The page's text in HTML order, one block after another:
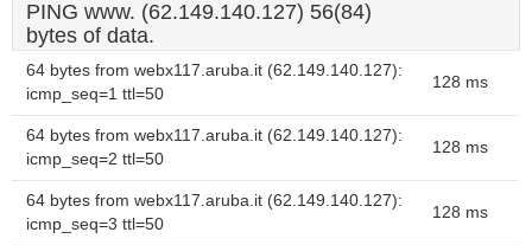
PING www. (62.149.140.127) 56(84)
bytes of data.
64 bytes from webx117.aruba.it (62.149.140.127):
icmp_seq=1 ttl=50
128 ms
64 bytes from webx117.aruba.it (62.149.140.127):
icmp_seq=2 ttl=50
128 ms
64 bytes from webx117.aruba.it (62.149.140.127):
icmp_seq=3 ttl=50
128 ms